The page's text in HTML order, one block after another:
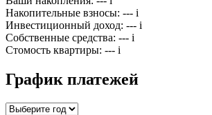
Накопительные взносы: --- i
Инвестиционный доход: --- i
Собственные средства: --- i
Стомость квартиры: --- i
График платежей